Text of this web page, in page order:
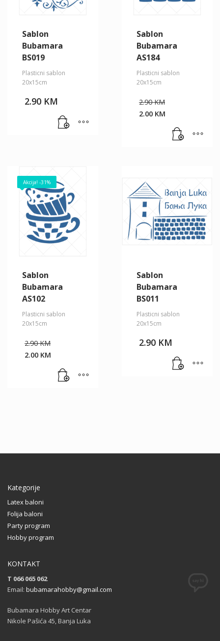
Sablon
Bubamara
BS019
Plasticni sablon
20x15cm
2.90 KM
Sablon
Bubamara
AS184
Plasticni sablon
20x15cm
2.90KM
2.90 KM.
2.00 KM
Akcija! -31%
Sablon
Bubamara
AS102
Plasticni sablon
20x15cm
2.90KM
2.90 KM.
2.00 KM
Sablon
Bubamara
BS011
Plasticni sablon
20x15cm
2.90 KM
Kategorije
Latex baloni
Folija baloni
Party program
Hobby program
KONTAKT
T 066 065 062
Email: bubamarahobby@gmail.com
Bubamara Hobby Art Centar
Nikole Pašića 45, Banja Luka